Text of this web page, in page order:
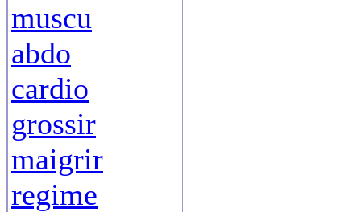
muscu
abdo
cardio
grossir
maigrir
regime